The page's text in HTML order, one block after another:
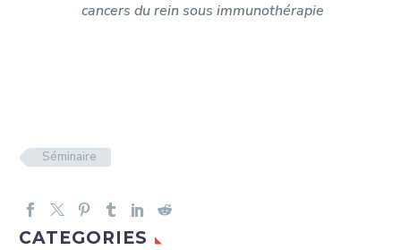
cancers du rein sous immunothérapie
Séminaire
CATEGORIES